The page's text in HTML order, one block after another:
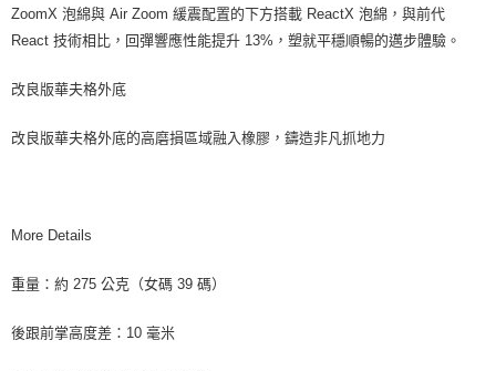
ZoomX 泡綿與 Air Zoom 緩震配置的下方搭載 ReactX 泡綿，與前代
React 技術相比，回彈響應性能提升 13%，塑就平穩順暢的邁步體驗。
改良版華夫格外底
改良版華夫格外底的高磨損區域融入橡膠，鑄造非凡抓地力
More Details
重量：約 275 公克（女碼 39 碼）
後跟前掌高度差：10 毫米